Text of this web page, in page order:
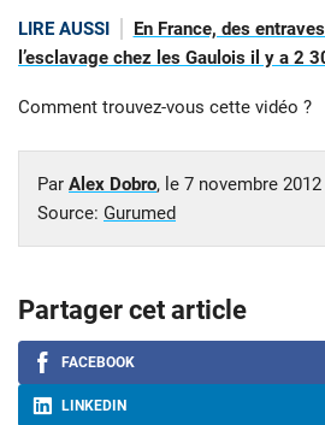
LIRE AUSSI
En France, des
l’esclavage chez les Gaulois il y a 2
Comment trouvez-vous cette vidéo ?
Par Alex Dobro, le 7 novembre 2012
Source: Gurumed
Partager cet article
FACEBOOK
LINKEDIN